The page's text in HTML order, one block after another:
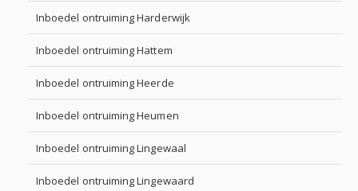
Inboedel ontruiming Harderwijk
Inboedel ontruiming Hattem
Inboedel ontruiming Heerde
Inboedel ontruiming Heumen
Inboedel ontruiming Lingewaal
Inboedel ontruiming Lingewaard